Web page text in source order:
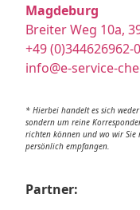
Magdeburg
Breiter Weg 10a,
+49 (0)344626962-0
info@e-service-
* Hierbei handelt es sich
sondern um reine
richten können und wo wir
persönlich empfangen.
Partner: